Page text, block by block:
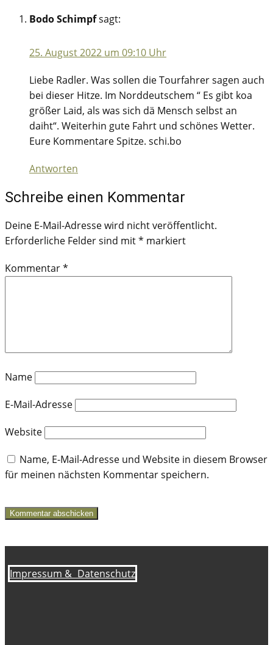
Bodo Schimpfsagt:
25. August 2022 um 09:10 Uhr
Liebe Radler. Was sollen die Tourfahrer sagen auch
bei dieser Hitze. Im Norddeutschem “ Es gibt koa
größer Laid, als was sich dä Mensch selbst an
daiht“. Weiterhin gute Fahrt und schönes Wetter.
Eure Kommentare Spitze. schi.bo
Antworten
Schreibe einen Kommentar
Deine E-Mail-Adresse wird nicht veröffentlicht.
Erforderliche Felder sind mit* markiert
Kommentar*
Name
E-Mail-Adresse
Website
Name, E-Mail-Adresse und Website in diesem Browser
für meinen nächsten Kommentar speichern.
Kommentar abschicken
Impressum & Datenschutz